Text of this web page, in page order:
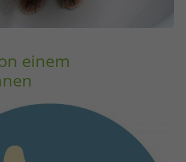
einem